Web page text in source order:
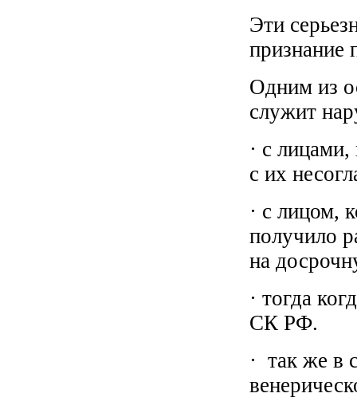
Эти
признание
Одним из
служит
· с
с их
· с лицом,
получило
на
· тогда
СК РФ.
· так же в